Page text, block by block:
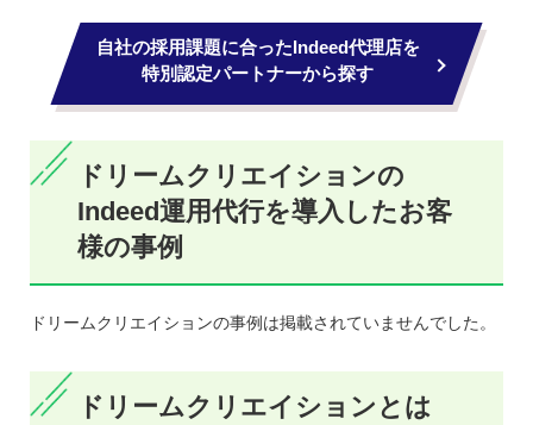
自社の採用課題に合ったIndeed代理店を
特別認定パートナーから探す
ドリームクリエイションの
Indeed運用代行を導入したお客
様の事例
ドリームクリエイションの事例は掲載されていませんでした。
ドリームクリエイションとは